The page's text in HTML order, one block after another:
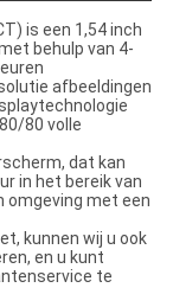
is een 1,54 inch
behulp van 4-
afbeeldingen
80 volle
dat kan
in het bereik van
omgeving met een
kunnen wij u ook
en u kunt
te